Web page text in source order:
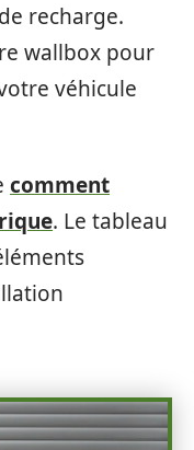
recharge.
wallbox pour
véhicule
comment
. Le tableau